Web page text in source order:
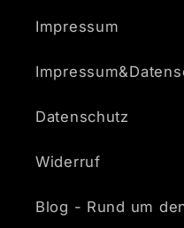
Impressum
Datenschutz
Widerruf
Blog - Rund um